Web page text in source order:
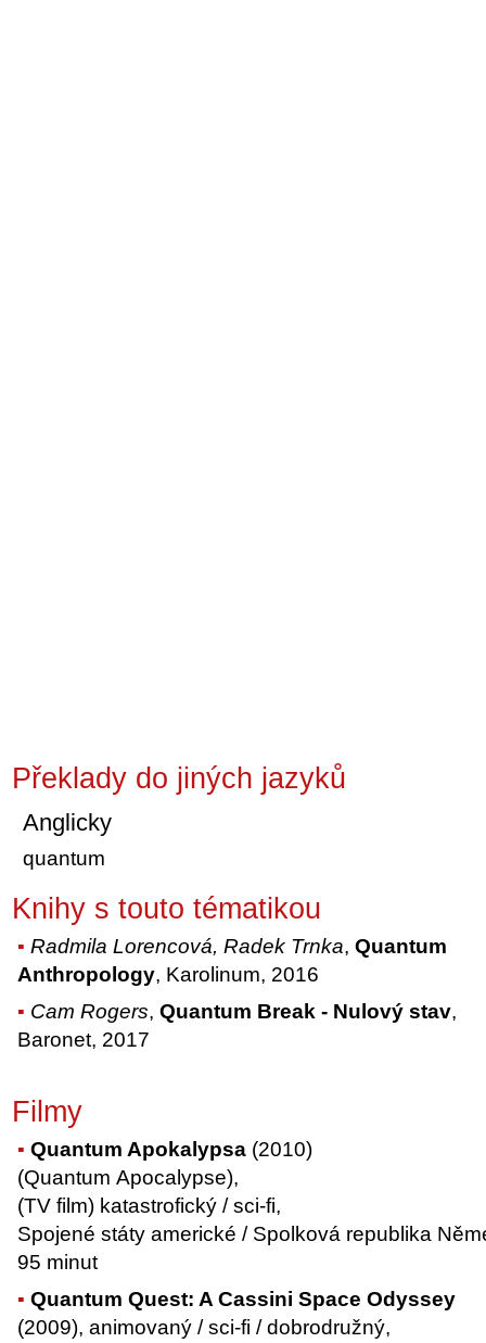
Překlady do jiných jazyků
Anglicky
quantum
Knihy s touto tématikou
Radmila Lorencová, Radek Trnka,Quantum
Anthropology, Karolinum, 2016
Cam Rogers,Quantum Break - Nulový stav,
Baronet, 2017
Filmy
Quantum Apokalypsa (2010)
(Quantum Apocalypse),
(TV film) katastrofický / sci-fi,
Spojené státy americké / Spolková republika
95 minut
Quantum Quest: A Cassini Space Odyssey
(2009), animovaný / sci-fi / dobrodružný,